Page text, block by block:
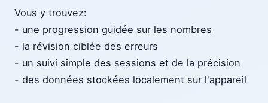
Vous y trouvez:
- une progression guidée sur les nombres
- la révision ciblée des erreurs
- un suivi simple des sessions et de la précision
- des données stockées localement sur l'appareil